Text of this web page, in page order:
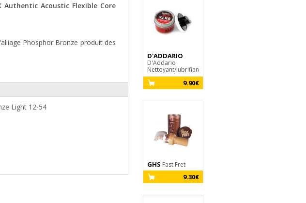
Authentic Acoustic Flexible Core
Phosphor Bronze produit des
Light 12-54
D'ADDARIO
D'Addario
Nettoyant/lubrifiant
pour cordes XLR8
D'Addario
9.90€
GHS Fast Fret
9.30€